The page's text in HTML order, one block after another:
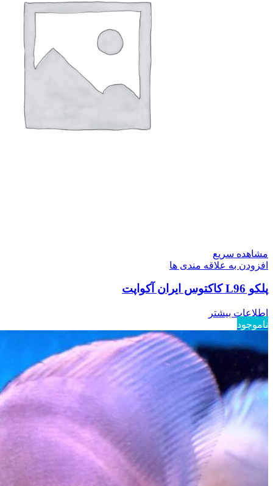
مشاهده سریع
افزودن به علاقه مندی ها
پلکو L96 کاکتوس ایران آکواپت
اطلاعات بیشتر
ناموجود